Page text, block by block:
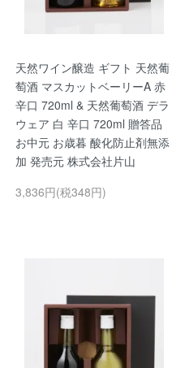
天然ワイン醸造 ギフト 天然葡
萄酒 マスカットベーリーA 赤
辛口 720ml & 天然葡萄酒 デラ
ウェア 白 辛口 720ml 贈答品
お中元 お歳暮 酸化防止剤無添
加 発売元 株式会社片山
3,836円(税348円)